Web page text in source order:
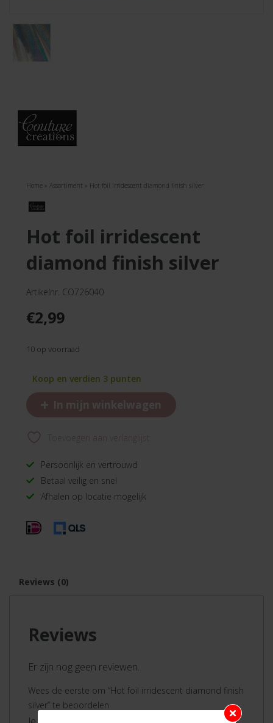
Home » Assortiment » Hot foil irridescent diamond finish silver
hot foil irridescent
diamond finish silver
Artikelnr. CO726040
€2,99
10 op voorraad
Koop en verdien 3 punten
+ In mijn winkelwagen
Persoonlijk en vertrouwd
Betaal veilig en snel
Afhalen op locatie mogelijk
Reviews (0)
Reviews
Er zijn nog geen reviewen.
Wees de eerste om “Hot foil irridescent diamond finish
silver” te beoordelen